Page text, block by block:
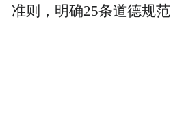
准则，明确25条道德规范